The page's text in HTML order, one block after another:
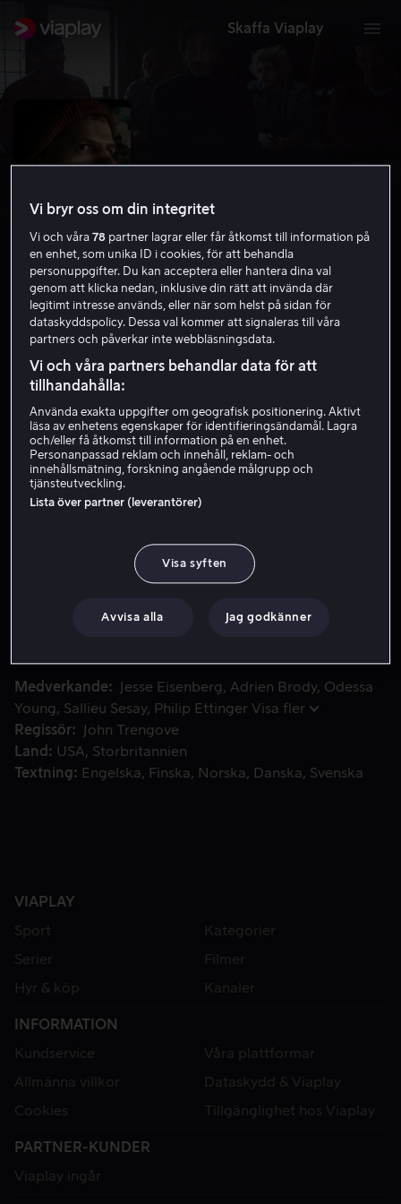
Skaffa Viaplay
Manodrome
Thriller 1 h 31 min
HD
Hyr 49 kr
Köp 69 kr
Se trailer
Manodrome, med Jesse Eisenberg och Adrien Brody i
Manodrome, med Jesse Eisenberg och Adrien Brody i
fenomenet toxisk maskulinitet. Ralphie (Eisenberg)
Medverkande
Jesse Eisenberg Adrien Brody Odessa
Young
Sallieu Sesay Philip Ettinger Visa fler
Regissör
John Trengove
Land
USA
Storbritannien
Textning
Engelska Finska Norska Danska Svenska
VIAPLAY
Sport
Kategorier
Serier
Filmer
Hyr & köp
Kanaler
INFORMATION
Kundservice
Våra plattformar
Allmänna villkor
Dataskydd & Viaplay
Cookies
Tillgänglighet hos Viaplay
PARTNER-KUNDER
Viaplay ingår
Vi bryr oss om din integritet
Vi och våra78 partner lagrar eller får åtkomst till information på
en enhet, som unika ID i cookies, för att behandla
personuppgifter. Du kan acceptera eller hantera dina val
genom att klicka nedan, inklusive din rätt att invända där
legitimt intresse används, eller när som helst på sidan för
dataskyddspolicy. Dessa val kommer att signaleras till våra
partners och påverkar inte webbläsningsdata.
Vi och våra partners behandlar data för att
tillhandahålla:
Använda exakta uppgifter om geografisk positionering. Aktivt
läsa av enhetens egenskaper för identifieringsändamål. Lagra
och/eller få åtkomst till information på en enhet.
Personanpassad reklam och innehåll, reklam- och
innehållsmätning, forskning angående målgrupp och
tjänsteutveckling.
Lista över partner (leverantörer)
Visa syften
Avvisa alla Jag godkänner